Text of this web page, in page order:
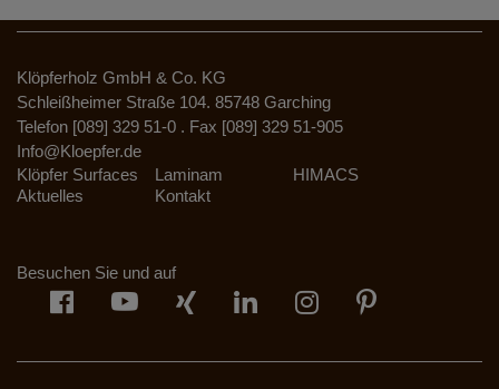
Klöpferholz GmbH & Co. KG
Schleißheimer Straße 104. 85748 Garching
Telefon [089] 329 51-0 . Fax [089] 329 51-905
Info@Kloepfer.de
Klöpfer Surfaces
Laminam
HIMACS
Aktuelles
Kontakt
Besuchen Sie und auf